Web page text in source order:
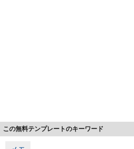
この無料テンプレートのキーワード